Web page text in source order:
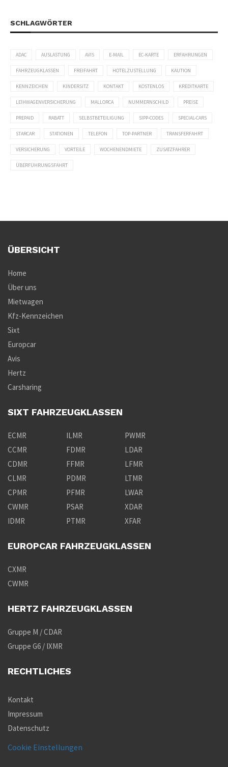
SCHLAGWÖRTER
ADAC AUSLASTUNG AVIS E-MAIL EC-KARTE ERFAHRUNGEN
FAHRZEUGKLASSEN FREIFAHRT HOTELZUSTELLUNG KAUTION
KENNZEICHEN KINDERSITZ KONTAKT KOSTENLOS KREDITKARTE
LEIHWAGENVERSICHERUNG MALLORCA NUMMERNSCHILD PREISE
PREPAID RABATT SELBSTBETEILIGUNG SIPP-CODES SPECIAL-CARS
STARCAR STATIONEN TELEFON TOP-PARTNER TRANSFERFAHRT
VERSICHERUNG VORTEILE WOCHENENDMIETE ZUSATZFAHRER
ÜBERFÜHRUNGSFAHRT
ÜBERSICHT
Home
Über uns
Mietwagen
Kfz-Kennzeichen
Sixt
Europcar
Avis
Hertz
Carsharing
SIXT FAHRZEUGKLASSEN
ECMR
CCMR
CDMR
CLMR
CPMR
CWMR
IDMR
ILMR
FDMR
FFMR
PDMR
PFMR
PSAR
PTMR
PWMR
LDAR
LFMR
LTMR
LWAR
XDAR
XFAR
EUROPCAR FAHRZEUGKLASSEN
CXMR
CWMR
HERTZ FAHRZEUGKLASSEN
Gruppe M / CDAR
Gruppe G6 / IXMR
RECHTLICHES
Kontakt
Impressum
Datenschutz
Cookie Einstellungen